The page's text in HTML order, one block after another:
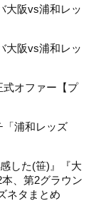
大阪vs浦和レッ
大阪vs浦和レッ
式オファー【プ
「浦和レッズ
した(笹)』『大
、第2グラウン
ネタまとめ